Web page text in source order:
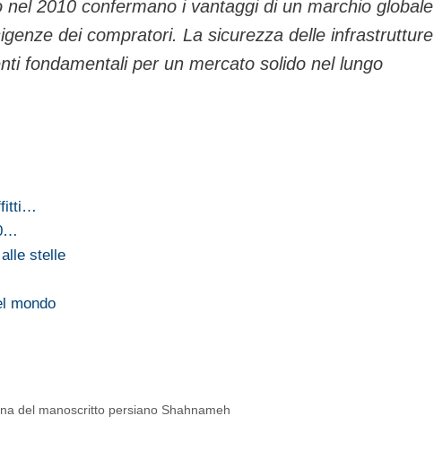
2010 confermano i vantaggi di un marchio globale
dei compratori. La sicurezza delle infrastrutture
fondamentali per un mercato solido nel lungo
stelle
mondo
del manoscritto persiano Shahnameh